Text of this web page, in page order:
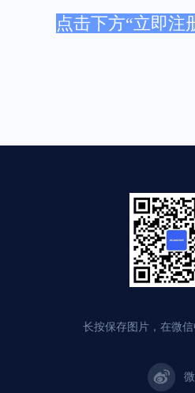
点击下方“立即注
长按保存图片，在微